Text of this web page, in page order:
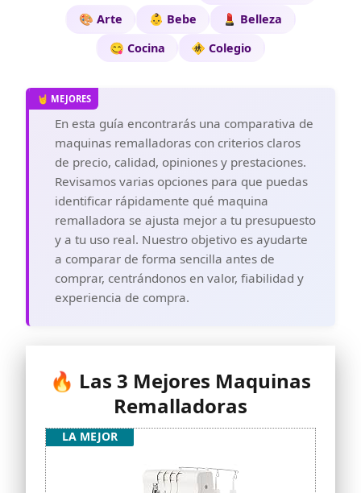
🎨 Arte
👶 Bebe
💄 Belleza
😋 Cocina
🚸 Colegio
En esta guía encontrarás una comparativa de
maquinas remalladoras con criterios claros
de precio, calidad, opiniones y prestaciones.
Revisamos varias opciones para que puedas
identificar rápidamente qué maquina
remalladora se ajusta mejor a tu presupuesto
y a tu uso real. Nuestro objetivo es ayudarte
a comparar de forma sencilla antes de
comprar, centrándonos en valor, fiabilidad y
experiencia de compra.
🔥 Las 3 Mejores Maquinas
Remalladoras
LA MEJOR